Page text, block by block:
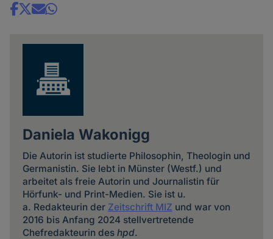
Share
Daniela Wakonigg
Die Autorin ist studierte Philosophin, Theologin und
Germanistin. Sie lebt in Münster (Westf.) und
arbeitet als freie Autorin und Journalistin für
Hörfunk- und Print-Medien. Sie ist u.
a. Redakteurin der Zeitschrift MIZ und war von
2016 bis Anfang 2024 stellvertretende
Chefredakteurin des hpd.